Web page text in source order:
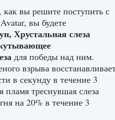
Delta
1 945 0 0
как вы решите поступить с
вы будете
Хрустальная слеза
для победы над ним.
взрыва
в секунду в течение 3
треснувшая слеза
на 20% в течение 3